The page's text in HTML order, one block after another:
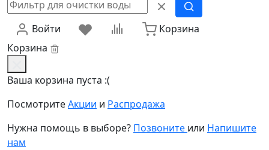
Войти
Корзина
Корзина
Ваша корзина пуста :(
ПосмотритеАкции и Распродажа
Нужна помощь в выборе? Позвоните или Напишите
нам